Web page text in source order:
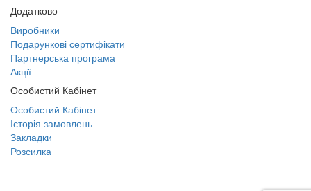
Додатково
Виробники
Подарункові сертифікати
Партнерська програма
Акції
Особистий Кабінет
Особистий Кабінет
Історія замовлень
Закладки
Розсилка